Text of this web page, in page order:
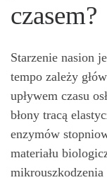
czasem?
Starzenie nasion
tempo zależy
upływem czasu
błony tracą
enzymów
materiału
mikrouszkodzenia